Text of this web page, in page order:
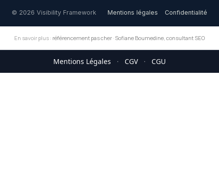
© 2026 Visibility Framework Mentions légales Confidentialité
En savoir plus : référencement pas cher · Sofiane Boumedine, consultant SEO
Mentions Légales · CGV · CGU